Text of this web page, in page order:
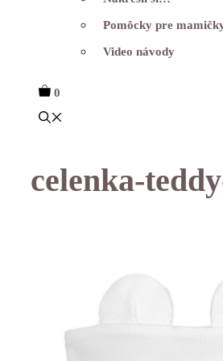
Pomôcky pre
Video návody
0
celenka-